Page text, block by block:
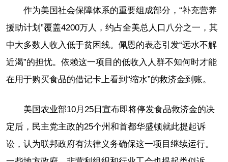
作为美国社会保障体系的重要组成部分，“补充营养
援助计划”覆盖4200万人，约占全美总人口八分之一，其
中大多数人收入低于贫困线。佩恩的表态引发“远水不解
近渴”的担忧。依赖这一项目的低收入人群不知何时才能
在用于购买食品的借记卡上看到“缩水”的救济金到账。
美国农业部10月25日宣布即将停发食品救济金的决
定后，民主党主政的25个州和首都华盛顿就此提起诉
讼，认为联邦政府有法律义务确保这一项目继续运行。